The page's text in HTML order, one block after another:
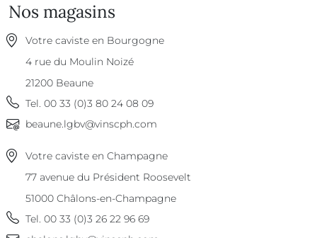
Nos magasins
Votre caviste en Bourgogne
4 rue du Moulin Noizé
21200 Beaune
Tel. 00 33 (0)3 80 24 08 09
beaune.lgbv@vinscph.com
Votre caviste en Champagne
77 avenue du Président Roosevelt
51000 Châlons-en-Champagne
Tel. 00 33 (0)3 26 22 96 69